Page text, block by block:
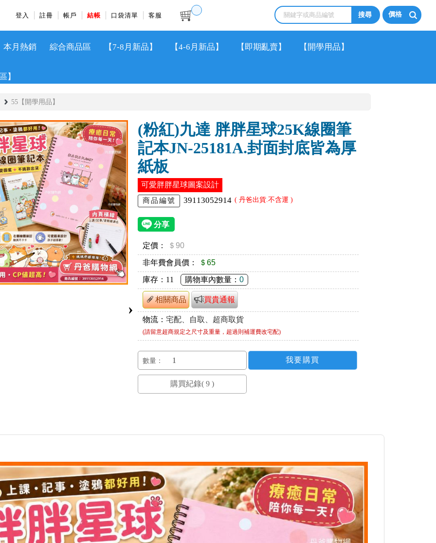
登入 註冊 帳戶 結帳 口袋清單 客服 價格
本月熱銷 綜合商品區 【7-8月新品】 【4-6月新品】 【即期亂賣】 【開學用品】
】
55【開學用品】
›
(粉紅)九達 胖胖星球25K線圈筆
記本JN-25181A.封面封底皆為厚
紙板
可愛胖胖星球圖案設計
商品編號 39113052914 ( 丹爸出貨.不含運 )
定價： ＄90
非年費會員價： ＄65
庫存： 11 購物車內數量：0
相關商品 買貴通報
物流：宅配、自取、超商取貨
(請留意超商規定之尺寸及重量，超過則補運費改宅配)
數量：